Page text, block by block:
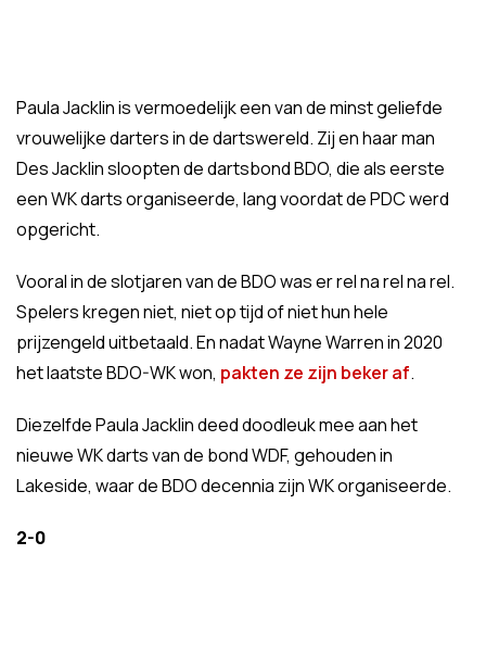
Paula Jacklin is vermoedelijk een van de minst geliefde
vrouwelijke darters in de dartswereld. Zij en haar man
Des Jacklin sloopten de dartsbond BDO, die als eerste
een WK darts organiseerde, lang voordat de PDC werd
opgericht.
Vooral in de slotjaren van de BDO was er rel na rel na rel.
Spelers kregen niet, niet op tijd of niet hun hele
prijzengeld uitbetaald. En nadat Wayne Warren in 2020
het laatste BDO-WK won, pakten ze zijn beker af.
Diezelfde Paula Jacklin deed doodleuk mee aan het
nieuwe WK darts van de bond WDF, gehouden in
Lakeside, waar de BDO decennia zijn WK organiseerde.
2-0